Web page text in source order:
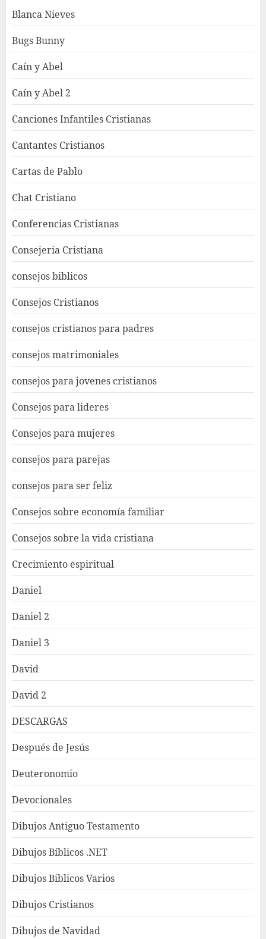
Blanca Nieves
Bugs Bunny
Caín y Abel
Caín y Abel 2
Canciones Infantiles Cristianas
Cantantes Cristianos
Cartas de Pablo
Chat Cristiano
Conferencias Cristianas
Consejeria Cristiana
consejos biblicos
Consejos Cristianos
consejos cristianos para padres
consejos matrimoniales
consejos para jovenes cristianos
Consejos para lideres
Consejos para mujeres
consejos para parejas
consejos para ser feliz
Consejos sobre economía familiar
Consejos sobre la vida cristiana
Crecimiento espiritual
Daniel
Daniel 2
Daniel 3
David
David 2
DESCARGAS
Después de Jesús
Deuteronomio
Devocionales
Dibujos Antiguo Testamento
Dibujos Bíblicos .NET
Dibujos Biblicos Varios
Dibujos Cristianos
Dibujos de Navidad